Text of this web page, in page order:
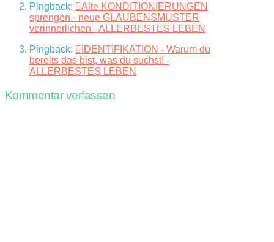
Pingback:
Alte KONDITIONIERUNGEN
sprengen - neue GLAUBENSMUSTER
verinnerlichen - ALLERBESTES LEBEN
Pingback:
IDENTIFIKATION - Warum du
bereits das bist, was du suchst! -
ALLERBESTES LEBEN
Kommentar verfassen